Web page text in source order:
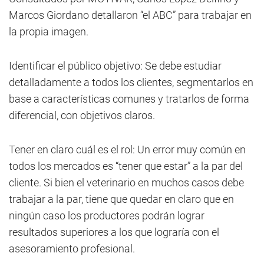
Marcos Giordano detallaron “el ABC” para trabajar en
la propia imagen.
Identificar el público objetivo: Se debe estudiar
detalladamente a todos los clientes, segmentarlos en
base a características comunes y tratarlos de forma
diferencial, con objetivos claros.
Tener en claro cuál es el rol: Un error muy común en
todos los mercados es “tener que estar” a la par del
cliente. Si bien el veterinario en muchos casos debe
trabajar a la par, tiene que quedar en claro que en
ningún caso los productores podrán lograr
resultados superiores a los que lograría con el
asesoramiento profesional.